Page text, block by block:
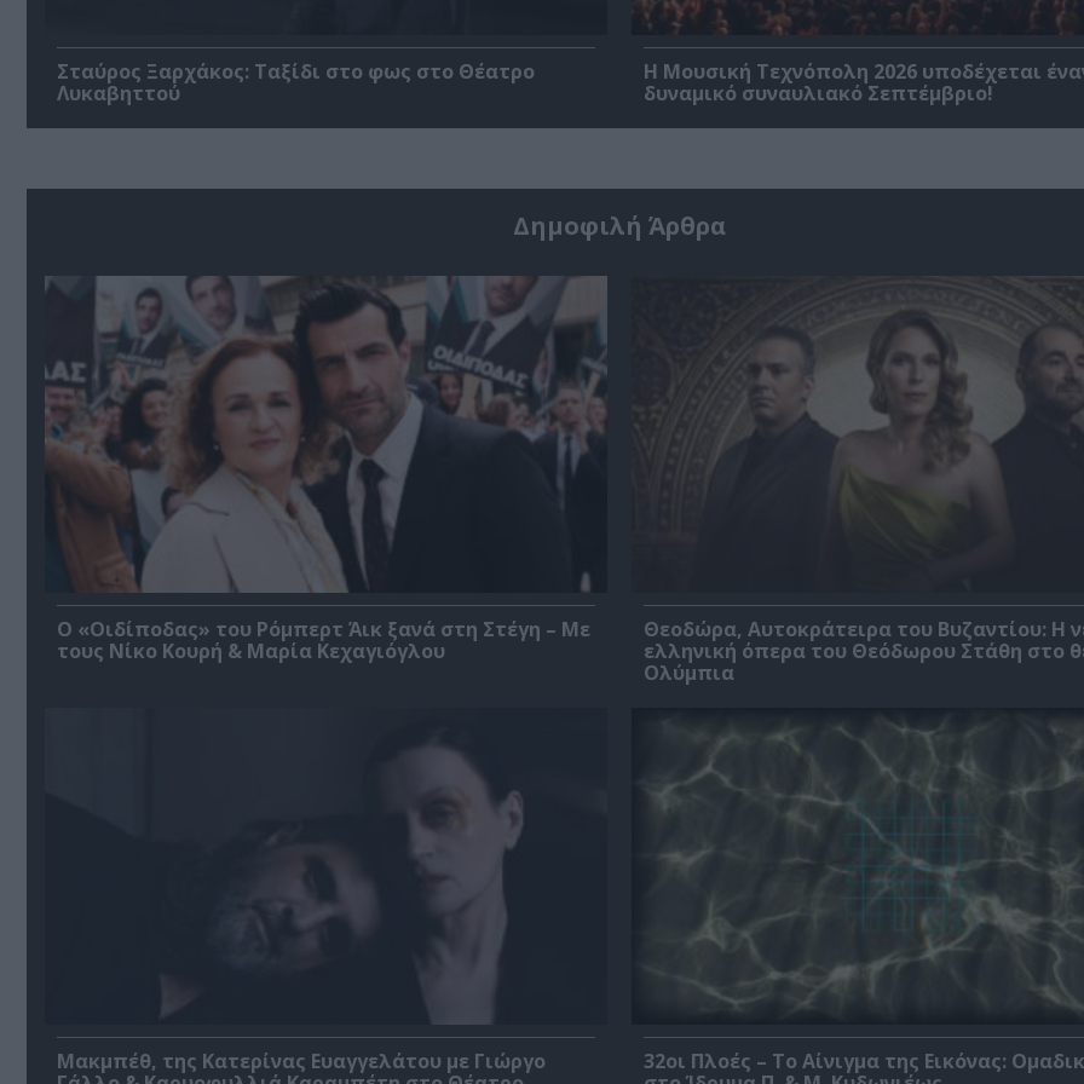
Σταύρος Ξαρχάκος: Ταξίδι στο φως στο Θέατρο
Λυκαβηττού
Η Μουσική Τεχνόπολη 2026 υποδέχεται
δυναμικό συναυλιακό Σεπτέμβριο!
Δημοφιλή Άρθρα
O «Οιδίποδας» του Ρόμπερτ Άικ ξανά στη Στέγη – Με
τους Νίκο Κουρή & Μαρία Κεχαγιόγλου
Θεοδώρα, Αυτοκράτειρα του Βυζαντίου: Η
ελληνική όπερα του Θεόδωρου Στάθη στο
Ολύμπια
Μακμπέθ, της Κατερίνας Ευαγγελάτου με Γιώργο
32οι Πλοές – Το Αίνιγμα της Εικόνας: